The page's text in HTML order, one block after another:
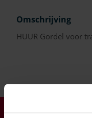
Omschrijving
HUUR Gordel voor